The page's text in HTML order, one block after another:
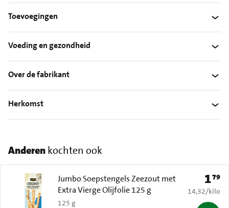
Toevoegingen
Voeding en gezondheid
Over de fabrikant
Herkomst
Anderenkochten ook
Jumbo Soepstengels Zeezout met
Extra Vierge Olijfolie 125 g
125 g
Prijs:
179
€ 14,32 per
14,32/kilo